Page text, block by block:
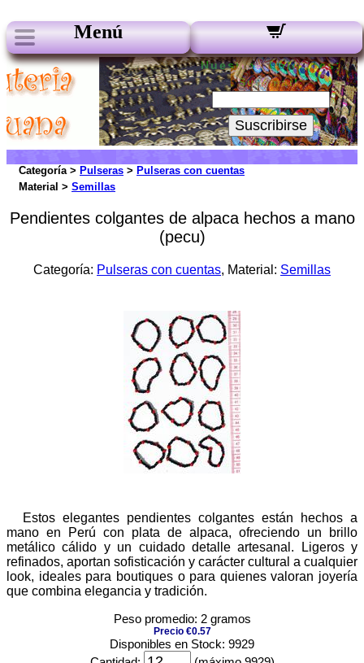
Menú
Nuestros boletines:
Su Email:
Suscribirse
Categoría > Pulseras > Pulseras con cuentas
Material > Semillas
Pendientes colgantes de alpaca hechos a mano
(pecu)
Categoría: Pulseras con cuentas, Material: Semillas
Estos elegantes pendientes colgantes están hechos a
mano en Perú con plata de alpaca, ofreciendo un brillo
metálico cálido y un cuidado detalle artesanal. Ligeros y
refinados, aportan sofisticación y carácter cultural a cualquier
look, ideales para boutiques o para quienes valoran joyería
que combina elegancia y tradición.
Peso promedio: 2 gramos
Precio €0.57
Disponibles en Stock: 9929